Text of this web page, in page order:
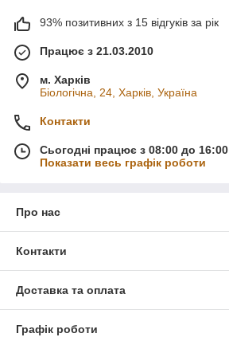
93% позитивних з 15 відгуків за рік
Працює з 21.03.2010
м. Харків
Біологічна, 24, Харків, Україна
Контакти
Сьогодні працює з 08:00 до 16:00
Показати весь графік роботи
Про нас
Контакти
Доставка та оплата
Графік роботи